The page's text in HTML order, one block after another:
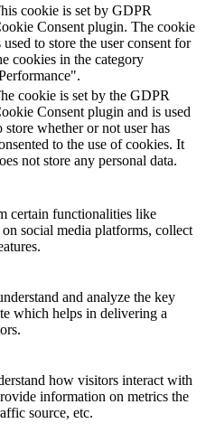
cookie is set by GDPR
Consent plugin. The cookie
used to store the user consent for
cookies in the category
cookie is set by the GDPR
Consent plugin and is used
store whether or not user has
to the use of cookies. It
not store any personal data.
certain functionalities like
social media platforms, collect
and analyze the key
which helps in delivering a
how visitors interact with
information on metrics the
source, etc.